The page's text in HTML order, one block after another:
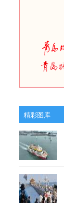
精彩图库